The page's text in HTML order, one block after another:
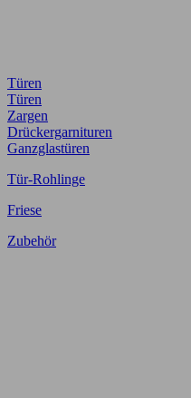
Türen
Türen
Zargen
Drückergarnituren
Ganzglastüren
Tür-Rohlinge
Friese
Zubehör